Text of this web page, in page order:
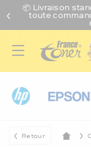
📦 Livraison
toute
Retour